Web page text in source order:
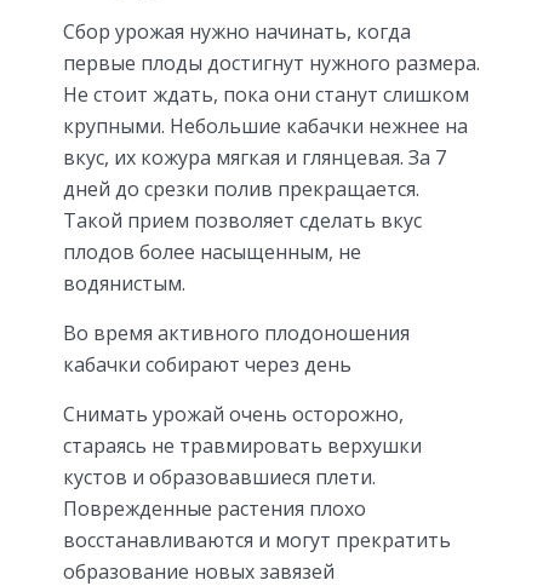
Сбор урожая нужно начинать, когда
первые плоды достигнут нужного размера.
Не стоит ждать, пока они станут слишком
крупными. Небольшие кабачки нежнее на
вкус, их кожура мягкая и глянцевая. За 7
дней до срезки полив прекращается.
Такой прием позволяет сделать вкус
плодов более насыщенным, не
водянистым.
Во время активного плодоношения
кабачки собирают через день
Снимать урожай очень осторожно,
стараясь не травмировать верхушки
кустов и образовавшиеся плети.
Поврежденные растения плохо
восстанавливаются и могут прекратить
образование новых завязей